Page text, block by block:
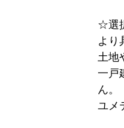
☆選
より
土地
一戸
ん。
ユメ